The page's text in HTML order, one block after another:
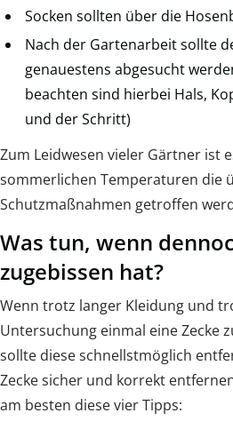
Socken sollten über die
Nach der Gartenarbeit sollte
genauestens abgesucht
beachten sind hierbei Hals,
und der Schritt)
Zum Leidwesen vieler Gärtner ist
sommerlichen Temperaturen die
Schutzmaßnahmen getroffen
Was tun, wenn
zugebissen hat?
Wenn trotz langer Kleidung und
Untersuchung einmal eine Zecke
sollte diese schnellstmöglich
Zecke sicher und korrekt
am besten diese vier Tipps: